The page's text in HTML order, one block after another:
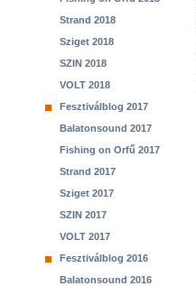
Strand 2018
Sziget 2018
SZIN 2018
VOLT 2018
Fesztiválblog 2017
Balatonsound 2017
Fishing on Orfű 2017
Strand 2017
Sziget 2017
SZIN 2017
VOLT 2017
Fesztiválblog 2016
Balatonsound 2016